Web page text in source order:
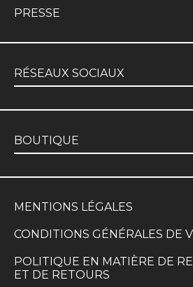
PRESSE
RÉSEAUX SOCIAUX
BOUTIQUE
MENTIONS LÉGALES
CONDITIONS GÉNÉRALES DE
POLITIQUE EN MATIÈRE DE
ET DE RETOURS